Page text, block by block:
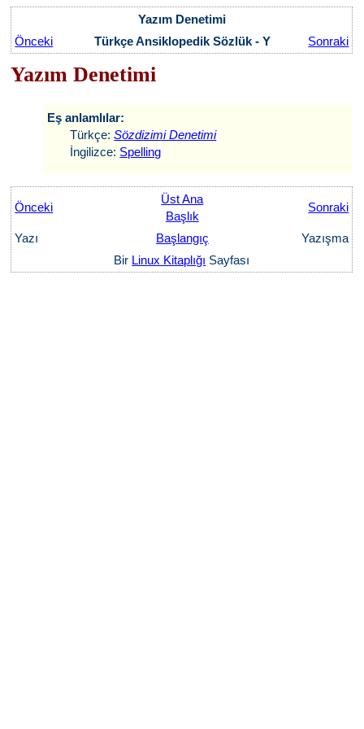
Yazım Denetimi
Önceki
Türkçe Ansiklopedik Sözlük - Y Sonraki
Yazım Denetimi
Eş anlamlılar:
Türkçe:Sözdizimi Denetimi
İngilizce: Spelling
Önceki
Üst Ana
Başlık
Sonraki
Yazı Başlangıç
Yazışma
Bir Linux Kitaplığı Sayfası